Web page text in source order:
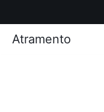
Atramento